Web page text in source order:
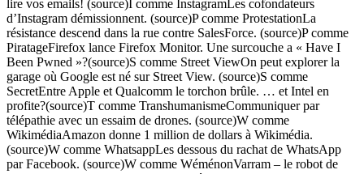
lire vos emails! (source)I comme InstagramLes cofondateurs
d’Instagram démissionnent. (source)P comme ProtestationLa
résistance descend dans la rue contre SalesForce. (source)P comme
PiratageFirefox lance Firefox Monitor. Une surcouche a « Have I
Been Pwned »?(source)S comme Street ViewOn peut explorer la
garage où Google est né sur Street View. (source)S comme
SecretEntre Apple et Qualcomm le torchon brûle. … et Intel en
profite?(source)T comme TranshumanismeCommuniquer par
télépathie avec un essaim de drones. (source)W comme
WikimédiaAmazon donne 1 million de dollars à Wikimédia.
(source)W comme WhatsappLes dessous du rachat de WhatsApp
par Facebook. (source)W comme WéménonVarram – le robot de